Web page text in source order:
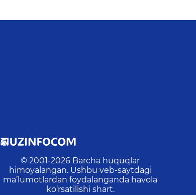
© 2001-2026 Barcha huquqlar
himoyalangan. Ushbu veb-saytdagi
ma’lumotlardan foydalanganda havola
ko‘rsatilishi shart.